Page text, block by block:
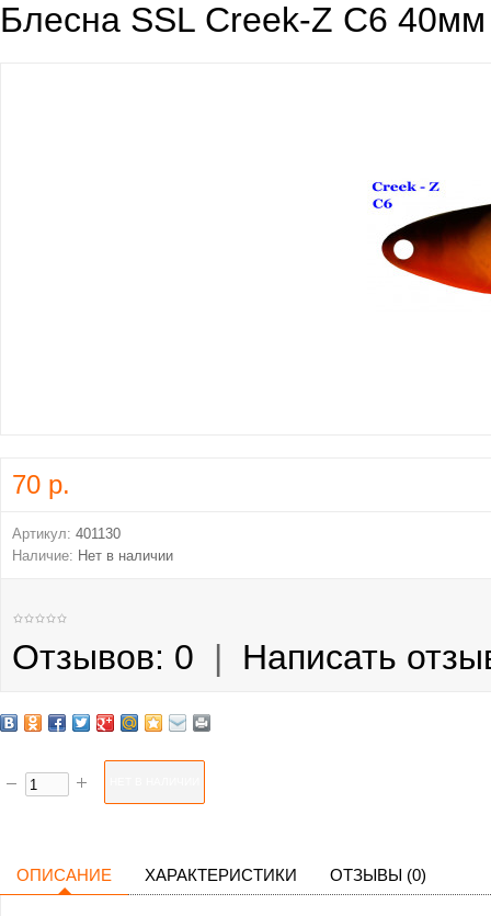
Блесна SSL Creek-Z C6
70 р.
Артикул: 401130
Наличие: Нет в наличии
Отзывов: 0 | Написать
ОПИСАНИЕ ХАРАКТЕРИСТИКИ ОТЗЫВЫ (0)